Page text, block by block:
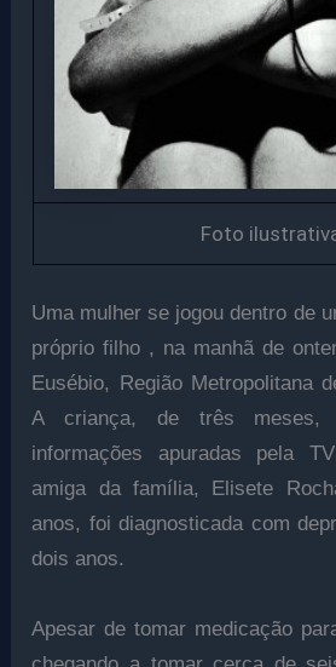
Foto
Uma mulher se jogou dentro de
próprio filho , na manhã de
Eusébio, Região Metropolitana
A criança, de três meses,
informações apuradas pela
amiga da família, Elisete
anos, foi diagnosticada com
dois anos.
Apesar de tomar medicação